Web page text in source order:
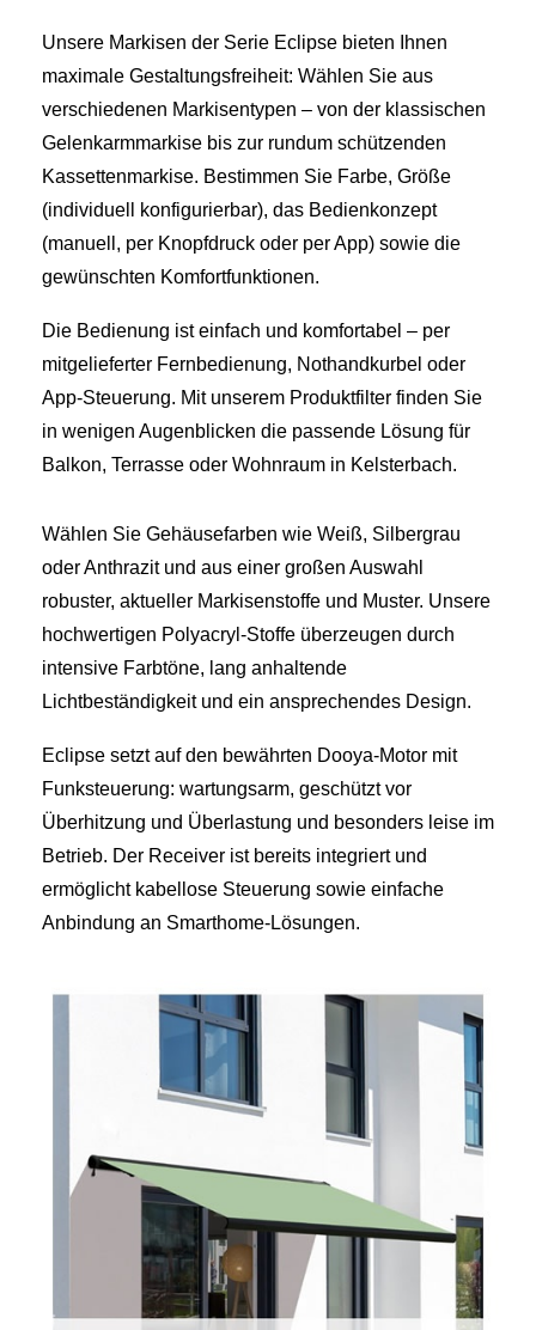
Unsere Markisen der Serie Eclipse bieten Ihnen
maximale Gestaltungsfreiheit: Wählen Sie aus
verschiedenen Markisentypen – von der klassischen
Gelenkarmmarkise bis zur rundum schützenden
Kassettenmarkise. Bestimmen Sie Farbe, Größe
(individuell konfigurierbar), das Bedienkonzept
(manuell, per Knopfdruck oder per App) sowie die
gewünschten Komfortfunktionen.
Die Bedienung ist einfach und komfortabel – per
mitgelieferter Fernbedienung, Nothandkurbel oder
App-Steuerung. Mit unserem Produktfilter finden Sie
in wenigen Augenblicken die passende Lösung für
Balkon, Terrasse oder Wohnraum in Kelsterbach.
Wählen Sie Gehäusefarben wie Weiß, Silbergrau
oder Anthrazit und aus einer großen Auswahl
robuster, aktueller Markisenstoffe und Muster. Unsere
hochwertigen Polyacryl-Stoffe überzeugen durch
intensive Farbtöne, lang anhaltende
Lichtbeständigkeit und ein ansprechendes Design.
Eclipse setzt auf den bewährten Dooya-Motor mit
Funksteuerung: wartungsarm, geschützt vor
Überhitzung und Überlastung und besonders leise im
Betrieb. Der Receiver ist bereits integriert und
ermöglicht kabellose Steuerung sowie einfache
Anbindung an Smarthome-Lösungen.